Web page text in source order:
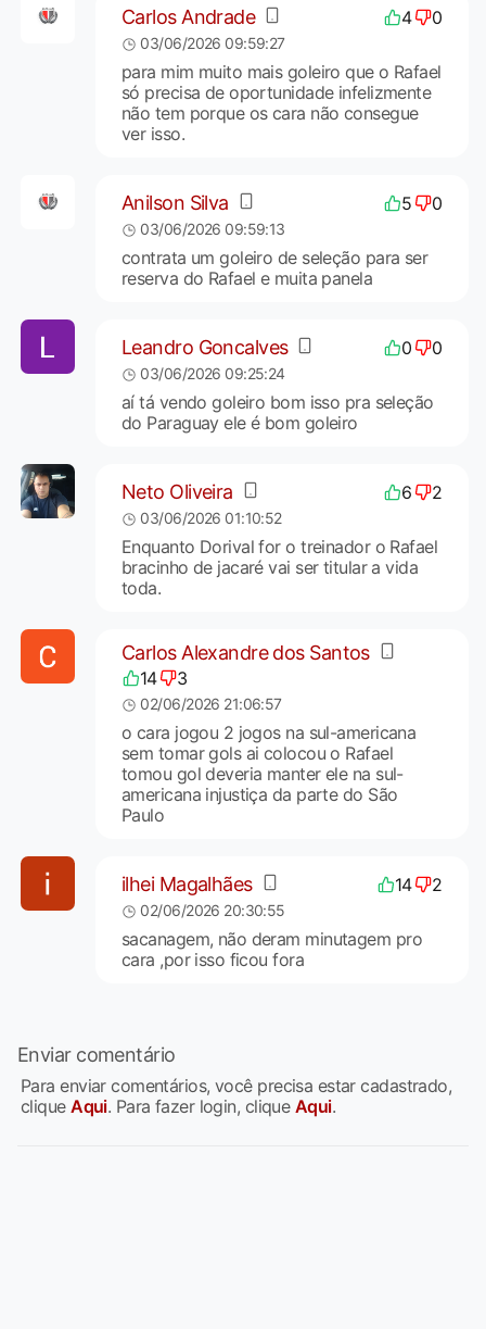
Carlos Andrade 4 0
03/06/2026 09:59:27
para mim muito mais goleiro que o Rafael
só precisa de oportunidade infelizmente
não tem porque os cara não consegue
ver isso.
Anilson Silva 5 0
03/06/2026 09:59:13
contrata um goleiro de seleção para ser
reserva do Rafael e muita panela
Leandro Goncalves 0 0
03/06/2026 09:25:24
aí tá vendo goleiro bom isso pra seleção
do Paraguay ele é bom goleiro
Neto Oliveira 6 2
03/06/2026 01:10:52
Enquanto Dorival for o treinador o Rafael
bracinho de jacaré vai ser titular a vida
toda.
Carlos Alexandre dos Santos
14 3
02/06/2026 21:06:57
o cara jogou 2 jogos na sul-americana
sem tomar gols ai colocou o Rafael
tomou gol deveria manter ele na sul-
americana injustiça da parte do São
Paulo
ilhei Magalhães 14 2
02/06/2026 20:30:55
sacanagem, não deram minutagem pro
cara ,por isso ficou fora
Enviar comentário
Para enviar comentários, você precisa estar cadastrado,
cliqueAqui. Para fazer login, clique Aqui.